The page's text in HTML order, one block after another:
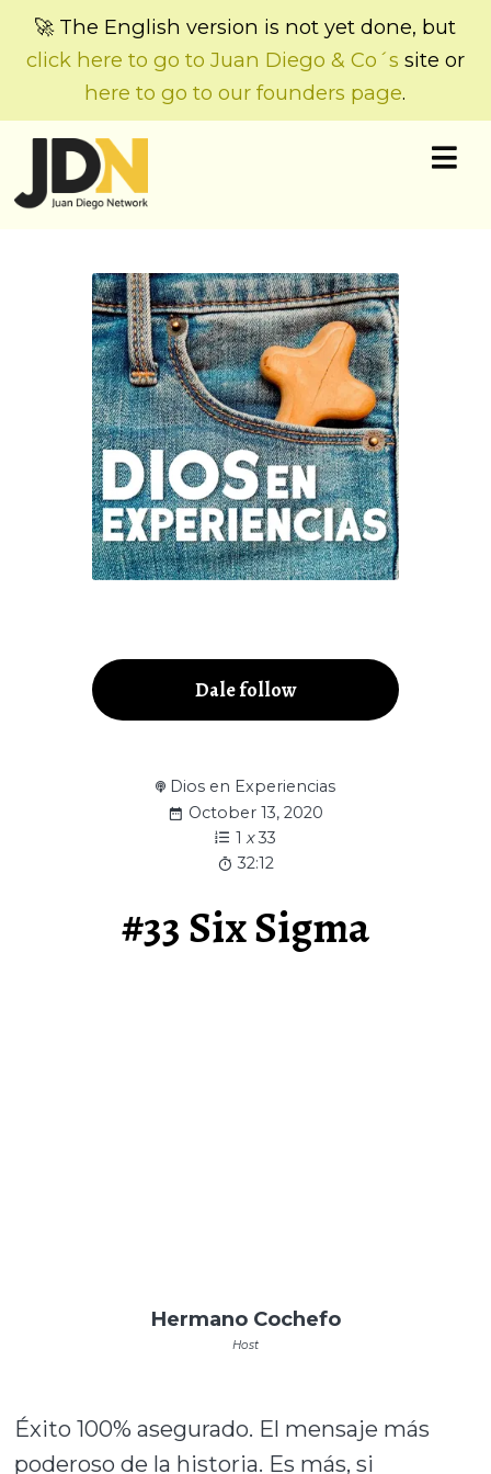
🚀 The English version is not yet done, but
click here to go to Juan Diego & Co´s site or
here to go to our founders page.
Dale follow
Dios en Experiencias
October 13, 2020
1 x33
32:12
#33 Six Sigma
Hermano Cochefo
Host
Éxito 100% asegurado. El mensaje más
poderoso de la historia. Es más, si